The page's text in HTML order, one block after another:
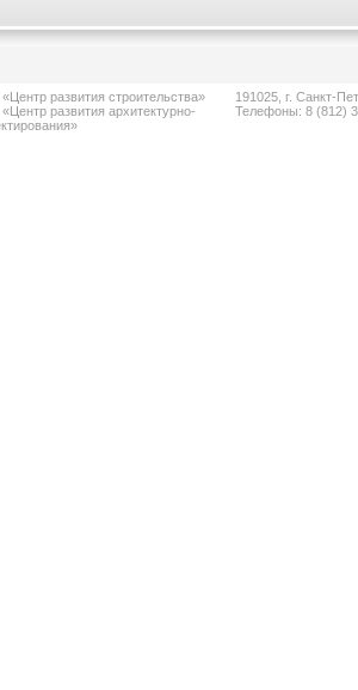
развития строительства»
развития архитектурно-
191025, г. Санкт-
Телефоны: 8 (812)